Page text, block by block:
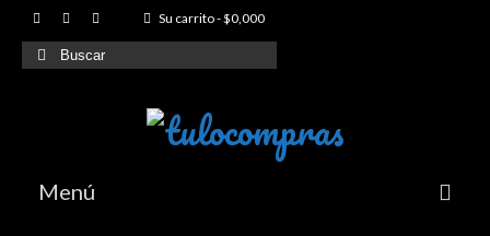
Su carrito-$0,000
Buscar
por:
Menú